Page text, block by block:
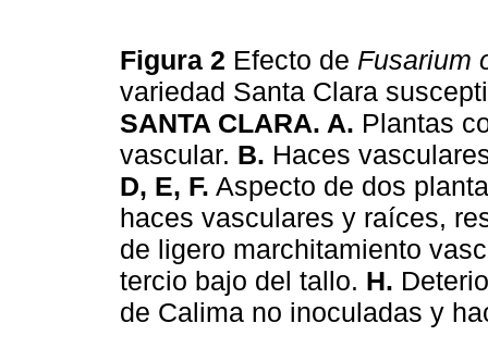
Figura 2 Efecto de Fusarium
variedad Santa Clara
SANTA CLARA. A. Plantas
vascular. B. Haces
D, E, F. Aspecto de dos
haces vasculares y raíces,
de ligero marchitamiento
tercio bajo del tallo. H.
de Calima no inoculadas y